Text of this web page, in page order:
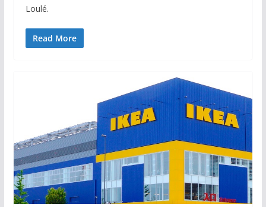
Loulé.
Read More